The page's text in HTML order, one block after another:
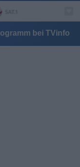
bei TVinfo